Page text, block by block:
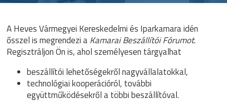
A Heves Vármegyei Kereskedelmi és Iparkamara idén
ősszel is megrendezi aKamarai Beszállítói Fórumot.
Regisztráljon Ön is, ahol személyesen tárgyalhat
beszállítói lehetőségekről nagyvállalatokkal,
technológiai kooperációról, további
együttműködésekről a többi beszállítóval.